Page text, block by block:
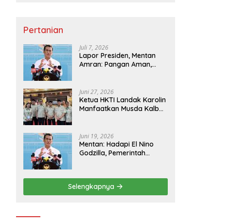
Pertanian
Juli 7, 2026
Lapor Presiden, Mentan
Amran: Pangan Aman,
Juni 27, 2026
Ketua HKTI Landak Karolin
Manfaatkan Musda Kalbar
Juni 19, 2026
Mentan: Hadapi El Nino
Godzilla, Pemerintah
Infrastruktur Pertanian
Nasional
Selengkapnya